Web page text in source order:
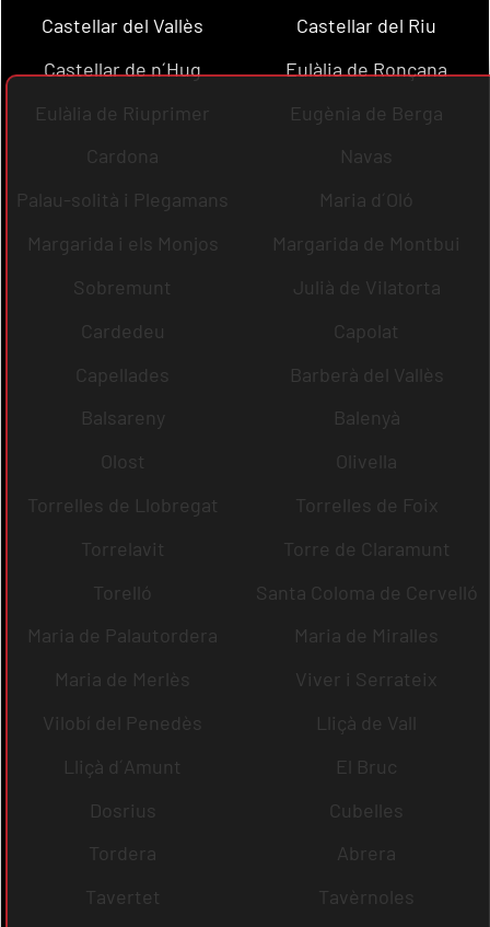
Castellar del Vallès
Castellar del Riu
Castellar de n´Hug
Eulàlia de Ronçana
Eulàlia de Riuprimer
Eugènia de Berga
Cardona
Navas
Palau-solità i Plegamans
Maria d´Oló
Margarida i els Monjos
Margarida de Montbui
Sobremunt
Julià de Vilatorta
Cardedeu
Capolat
Capellades
Barberà del Vallès
Balsareny
Balenyà
Olost
Olivella
Torrelles de Llobregat
Torrelles de Foix
Torrelavit
Torre de Claramunt
Torelló
Santa Coloma de Cervelló
Maria de Palautordera
Maria de Miralles
Maria de Merlès
Viver i Serrateix
Vilobí del Penedès
Lliçà de Vall
Lliçà d´Amunt
El Bruc
Dosrius
Cubelles
Tordera
Abrera
Tavertet
Tavèrnoles